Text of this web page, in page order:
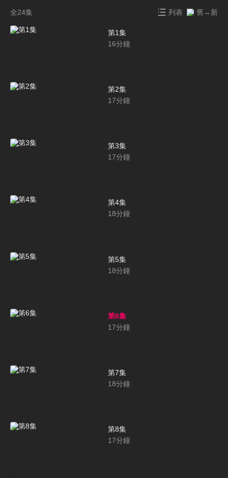
全24集 列表 舊→新
第1集
16分鐘
第2集
17分鐘
第3集
17分鐘
第4集
18分鐘
第5集
18分鐘
第6集
17分鐘
第7集
18分鐘
第8集
17分鐘